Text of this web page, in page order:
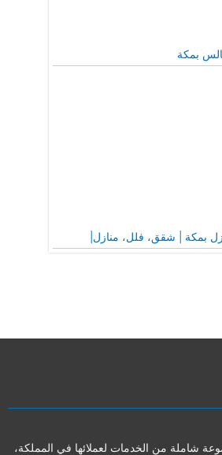
بمكة
بمكة | شقق، فلل، منازل|
شاملة من الخدمات لعملائها في المملكة،